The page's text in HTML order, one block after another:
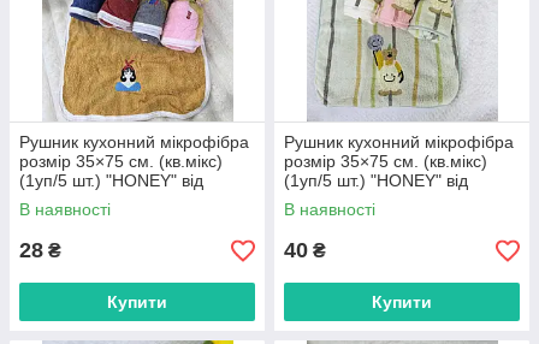
Рушник кухонний мікрофібра
розмір 35×75 см. (кв.мікс)
(1уп/5 шт.) "HONEY" від
прямого постачальника
В наявності
28 ₴
Купити
Рушник кухонний мікрофібра
розмір 35×75 см. (кв.мікс)
(1уп/5 шт.) "HONEY" від
прямого постачальника
В наявності
40 ₴
Купити